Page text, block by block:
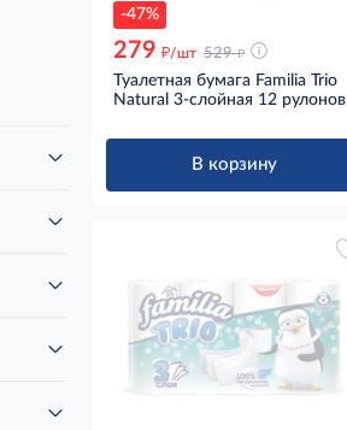
-47%
279 д/шт 529 д
Туалетная бумага Familia Trio
Natural 3-слойная 12 рулонов
В корзину